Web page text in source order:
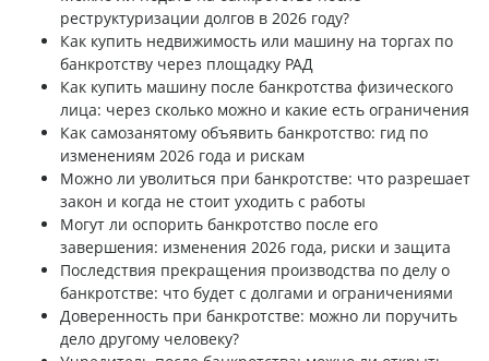
реструктуризации долгов в 2026 году?
Как купить недвижимость или машину на торгах по
банкротству через площадку РАД
Как купить машину после банкротства физического
лица: через сколько можно и какие есть ограничения
Как самозанятому объявить банкротство: гид по
изменениям 2026 года и рискам
Можно ли уволиться при банкротстве: что разрешает
закон и когда не стоит уходить с работы
Могут ли оспорить банкротство после его
завершения: изменения 2026 года, риски и защита
Последствия прекращения производства по делу о
банкротстве: что будет с долгами и ограничениями
Доверенность при банкротстве: можно ли поручить
дело другому человеку?